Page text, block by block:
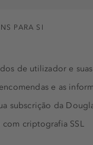
PARA SI
de utilizador e
e as
subscrição da
com criptografia SSL